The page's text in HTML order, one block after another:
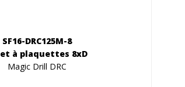
SF16-DRC125M-8
à plaquettes 8xD
Magic Drill DRC